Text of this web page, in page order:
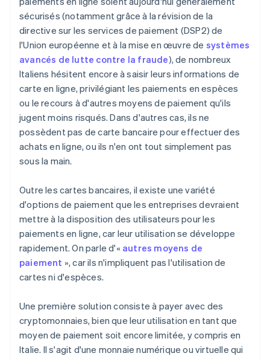
sécurisés (notamment grâce à la révision de la
directive sur les services de paiement (DSP2) de
l'Union européenne et à la mise en œuvre de systèmes
avancés de lutte contre la fraude), de nombreux
Italiens hésitent encore à saisir leurs informations de
carte en ligne, privilégiant les paiements en espèces
ou le recours à d'autres moyens de paiement qu'ils
jugent moins risqués. Dans d'autres cas, ils ne
possèdent pas de carte bancaire pour effectuer des
achats en ligne, ou ils n'en ont tout simplement pas
sous la main.
Outre les cartes bancaires, il existe une variété
d'options de paiement que les entreprises devraient
mettre à la disposition des utilisateurs pour les
paiements en ligne, car leur utilisation se développe
rapidement. On parle d'« autres moyens de
paiement », car ils n'impliquent pas l'utilisation de
cartes ni d'espèces.
Une première solution consiste à payer avec des
cryptomonnaies, bien que leur utilisation en tant que
moyen de paiement soit encore limitée, y compris en
Italie. Il s'agit d'une monnaie numérique ou virtuelle qui